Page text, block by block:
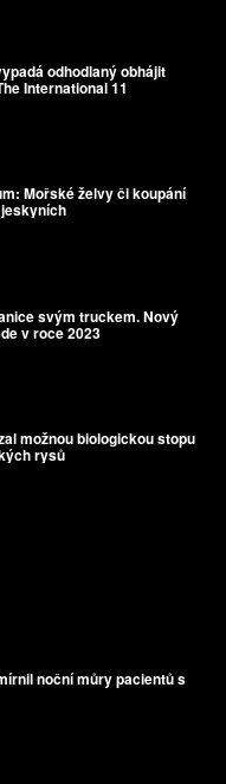
odhodlaný obhájit
International 11
Mořské želvy či koupání
svým truckem. Nový
v roce 2023
možnou biologickou stopu
rysů
noční můry pacientů s